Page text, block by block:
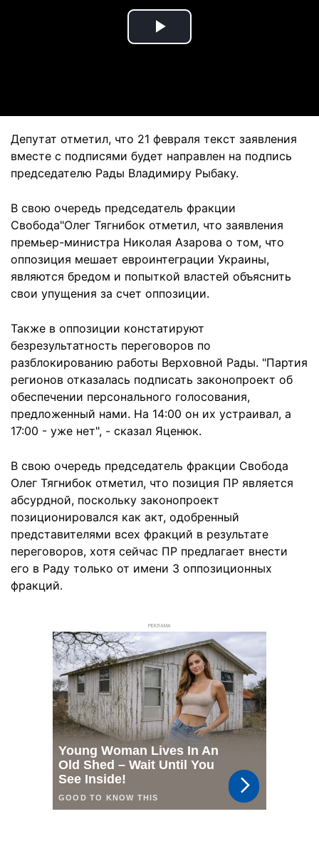
Play
Депутат отметил, что 21 февраля текст заявления
вместе с подписями будет направлен на подпись
председателю Рады Владимиру Рыбаку.
В свою очередь председатель фракции
Свобода"Олег Тягнибок отметил, что заявления
премьер-министра Николая Азарова о том, что
оппозиция мешает евроинтеграции Украины,
являются бредом и попыткой властей объяснить
свои упущения за счет оппозиции.
Также в оппозиции констатируют
безрезультатность переговоров по
разблокированию работы Верховной Рады. "Партия
регионов отказалась подписать законопроект об
обеспечении персонального голосования,
предложенный нами. На 14:00 он их устраивал, а
17:00 - уже нет", - сказал Яценюк.
В свою очередь председатель фракции Свобода
Олег Тягнибок отметил, что позиция ПР является
абсурдной, поскольку законопроект
позиционировался как акт, одобренный
представителями всех фракций в результате
переговоров, хотя сейчас ПР предлагает внести
его в Раду только от имени 3 оппозиционных
фракций.
РЕКЛАМА